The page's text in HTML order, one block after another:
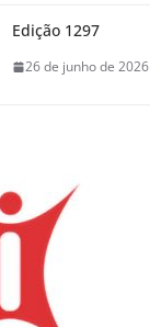
Edição 1297
26 de junho de 2026